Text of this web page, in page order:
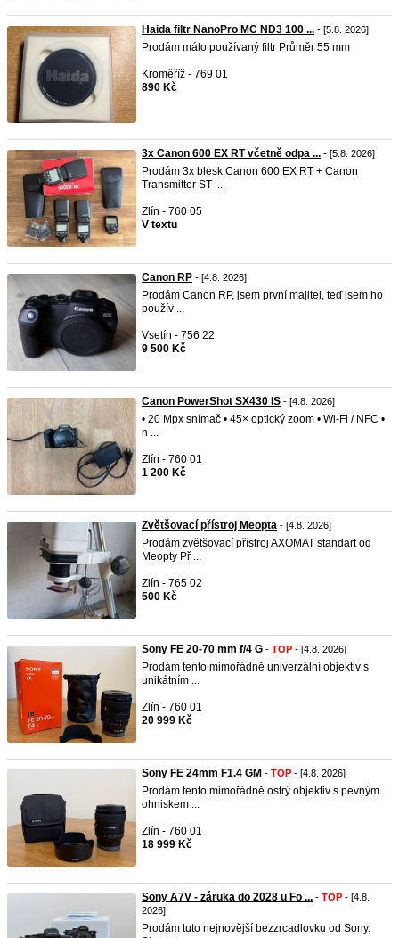
Haida filtr NanoPro MC ND3 100 ... - [5.8. 2026]
Prodám málo používaný filtr Průměr 55 mm
Kroměříž - 769 01
890 Kč
3x Canon 600 EX RT včetně odpa ... - [5.8. 2026]
Prodám 3x blesk Canon 600 EX RT + Canon
Transmitter ST- ...
Zlín - 760 05
V textu
Canon RP - [4.8. 2026]
Prodám Canon RP, jsem první majitel, teď jsem ho
použív ...
Vsetín - 756 22
9 500 Kč
Canon PowerShot SX430 IS - [4.8. 2026]
• 20 Mpx snímač • 45× optický zoom • Wi-Fi / NFC •
n ...
Zlín - 760 01
1 200 Kč
Zvětšovací přístroj Meopta - [4.8. 2026]
Prodám zvětšovací přístroj AXOMAT standart od
Meopty Př ...
Zlín - 765 02
500 Kč
Sony FE 20-70 mm f/4 G - TOP - [4.8. 2026]
Prodám tento mimořádně univerzální objektiv s
unikátním ...
Zlín - 760 01
20 999 Kč
Sony FE 24mm F1.4 GM - TOP - [4.8. 2026]
Prodám tento mimořádně ostrý objektiv s pevným
ohniskem ...
Zlín - 760 01
18 999 Kč
Sony A7V - záruka do 2028 u Fo ... - TOP - [4.8.
2026]
Prodám tuto nejnovější bezzrcadlovku od Sony.